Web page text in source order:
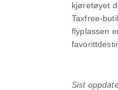
kjøretøyet
Taxfree-
flyplassen
Sist